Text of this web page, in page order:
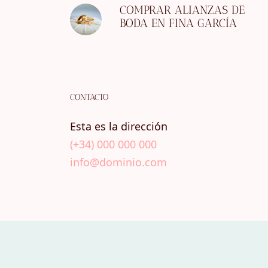
COMPRAR ALIANZAS DE
BODA EN FINA GARCÍA
CONTACTO
Esta es la dirección
(+34) 000 000 000
info@dominio.com